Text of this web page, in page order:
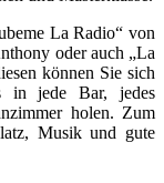
La Radio“ von
oder auch „La
können Sie sich
in jede Bar, jedes
holen. Zum
Musik und gute